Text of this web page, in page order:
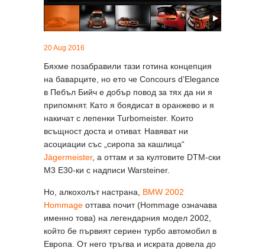
20 Aug 2016
Бяхме позабравили тази готина концепция
на баварците, но ето че Concours d’Elegance
в Пебъл Бийч е добър повод за тях да ни я
припомнят. Като я боядисат в оранжево и я
накичат с лепенки Turbomeister. Които
всъщност доста и отиват. Навяват ни
асоциации със „сиропа за кашлица“
Jägermeister, а оттам и за култовите DTM-ски
M3 E30-ки с надписи Warsteiner.
Но, алкохолът настрана, BMW 2002
Hommage оттава почит (Hommage означава
именно това) на легендарния модел 2002,
който бе първият сериен турбо автомобил в
Европа. От него тръгва и искрата довела до